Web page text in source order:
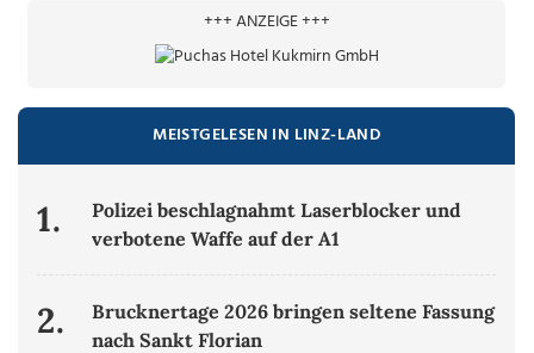
+++ ANZEIGE +++
MEISTGELESEN IN LINZ-LAND
1.
Polizei beschlagnahmt Laserblocker und
verbotene Waffe auf der A1
2.
Brucknertage 2026 bringen seltene Fassung
nach Sankt Florian